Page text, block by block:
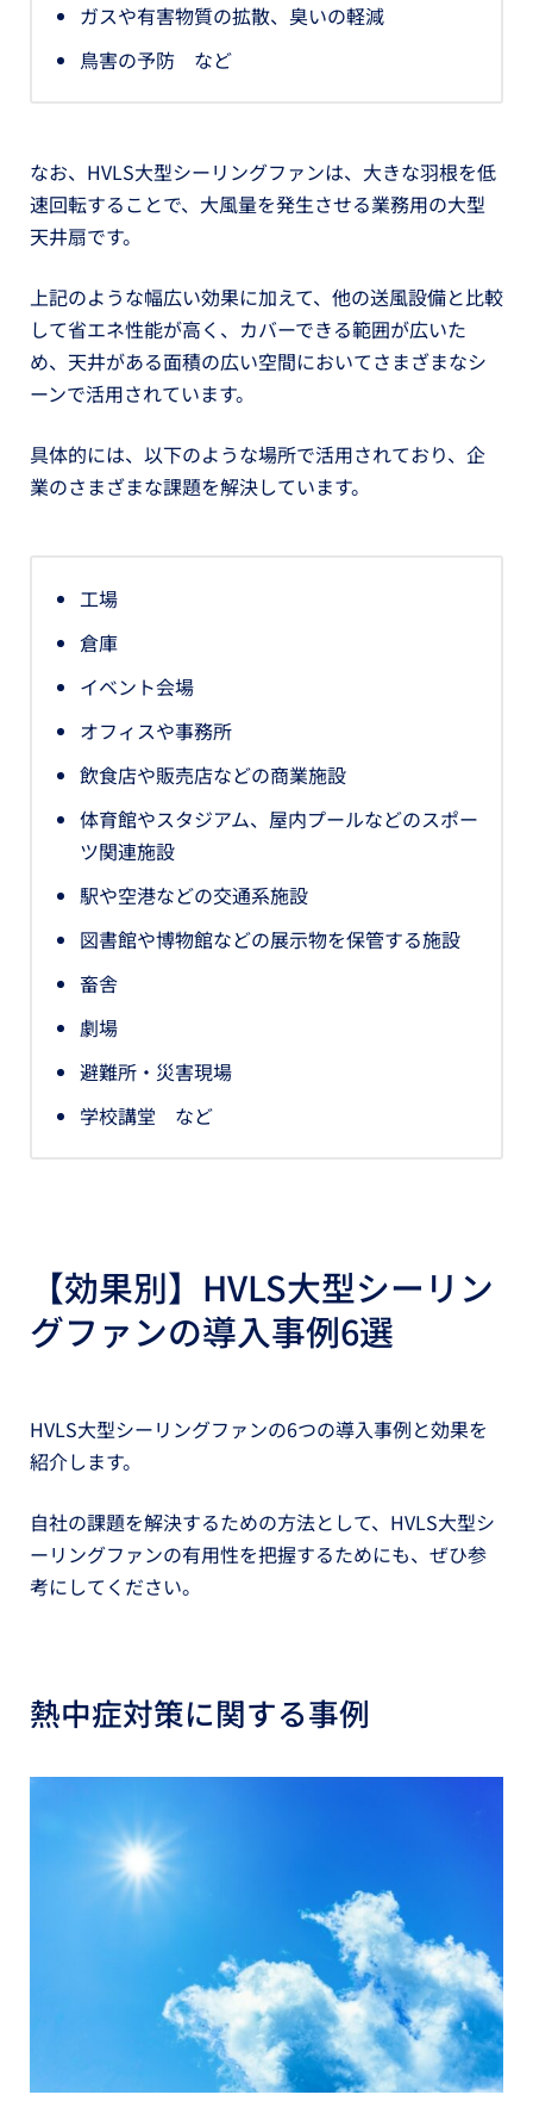
ガスや有害物質の拡散、臭いの軽減
鳥害の予防 など
なお、HVLS大型シーリングファンは、大きな羽根を低
速回転することで、大風量を発生させる業務用の大型
天井扇です。
上記のような幅広い効果に加えて、他の送風設備と比較
して省エネ性能が高く、カバーできる範囲が広いた
め、天井がある面積の広い空間においてさまざまなシ
ーンで活用されています。
具体的には、以下のような場所で活用されており、企
業のさまざまな課題を解決しています。
工場
倉庫
イベント会場
オフィスや事務所
飲食店や販売店などの商業施設
体育館やスタジアム、屋内プールなどのスポー
ツ関連施設
駅や空港などの交通系施設
図書館や博物館などの展示物を保管する施設
畜舎
劇場
避難所・災害現場
学校講堂 など
【効果別】HVLS大型シーリン
グファンの導入事例6選
HVLS大型シーリングファンの6つの導入事例と効果を
紹介します。
自社の課題を解決するための方法として、HVLS大型シ
ーリングファンの有用性を把握するためにも、ぜひ参
考にしてください。
熱中症対策に関する事例